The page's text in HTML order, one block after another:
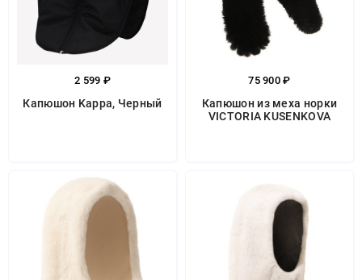
2 599 ₽
Капюшон Kappa, Черный
75 900 ₽
Капюшон из меха норки
VICTORIA KUSENKOVA